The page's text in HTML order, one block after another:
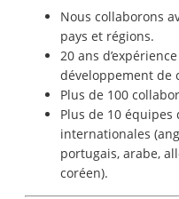
Nous collaborons
pays et régions.
20 ans
développement de
Plus de 100
Plus de 10
internationales
portugais, arabe,
coréen).